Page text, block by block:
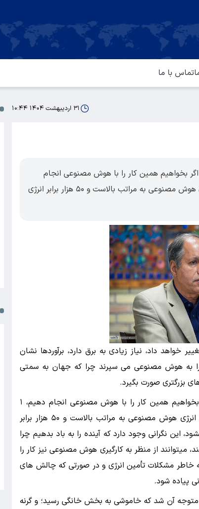
تماس با ما
۳۱ اردیبهشت ۱۴۰۴ ۱۰:۴۴
میکند اما اگر بخواهیم همین کار را با هوش مصنوعی انجام
دهیم، ۱ مگاوات انرژی صرف میشود؛ پس مصرف انرژی هوش مصنوعی به مراتب بالاست و ۵۰ هزار برابر انرژی
داد، نیاز زیادی به برق دارد، برآوردها نشان
آنالیزها را به هوش مصنوعی می سپرند چرا که جهان به سمتی
بزرگتری صورت بگیرد.
مغز انسان حدود ۲۰ وات انرژی مصرف میکند اما اگر بخواهیم همین کار را با هوش مصنوعی انجام دهیم، ۱
مگاوات انرژی صرف میشود؛ پس می بینیم که مصرف انرژی هوش مصنوعی به مراتب بالاست و ۵۰ هزار برابر
این نگرانی وجود دارد که آینده را به باد بدهیم چرا
میتوانند از منظر به کارگیری هوش مصنوعی نیز کار را
خاطر مشکلات تأمین انرژی و در صورتی که چالش های
پیاده شود.
آن شد که خاموشی به بخش خانگی رسید؛ و گرنه